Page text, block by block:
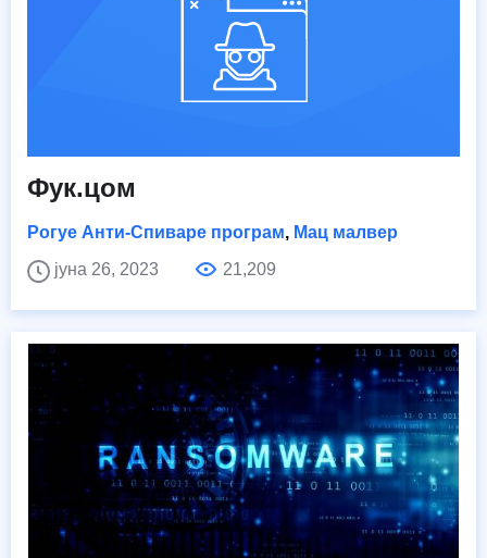
Фук.цом
Рогуе Анти-Спиваре програм, Мац малвер
јуна 26, 2023
21,209